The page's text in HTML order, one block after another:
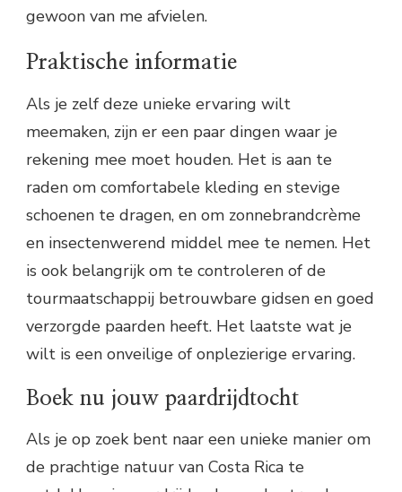
gewoon van me afvielen.
Praktische informatie
Als je zelf deze unieke ervaring wilt
meemaken, zijn er een paar dingen waar je
rekening mee moet houden. Het is aan te
raden om comfortabele kleding en stevige
schoenen te dragen, en om zonnebrandcrème
en insectenwerend middel mee te nemen. Het
is ook belangrijk om te controleren of de
tourmaatschappij betrouwbare gidsen en goed
verzorgde paarden heeft. Het laatste wat je
wilt is een onveilige of onplezierige ervaring.
Boek nu jouw paardrijdtocht
Als je op zoek bent naar een unieke manier om
de prachtige natuur van Costa Rica te